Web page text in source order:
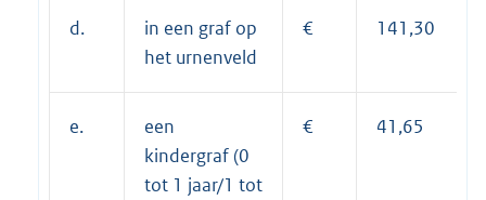
d.
in een graf op
het urnenveld
€ 141,30
e.
een
kindergraf (0
tot 1 jaar/1 tot
€ 41,65